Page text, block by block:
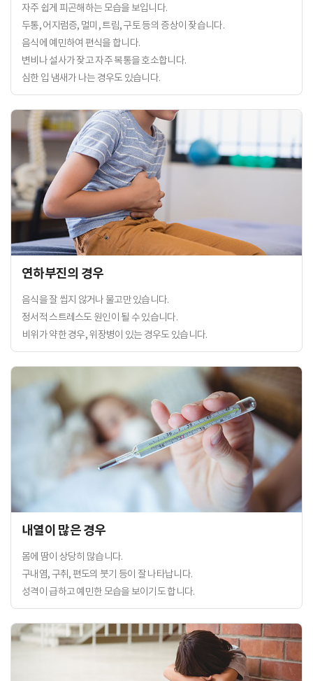
자주 쉽게 피곤해하는 모습을 보입니다.
두통, 어지럼증, 멀미, 트림, 구토 등의 증상이 잦습니다.
음식에 예민하여 편식을 합니다.
변비나 설사가 잦고 자주 복통을 호소합니다.
심한 입 냄새가 나는 경우도 있습니다.
연하부진의 경우
음식을 잘 씹지 않거나 물고만 있습니다.
정서적 스트레스도 원인이 될 수 있습니다.
비위가 약한 경우, 위장병이 있는 경우도 있습니다.
내열이 많은 경우
몸에 땀이 상당히 많습니다.
구내염, 구취, 편도의 붓기 등이 잘 나타납니다.
성격이 급하고 예민한 모습을 보이기도 합니다.